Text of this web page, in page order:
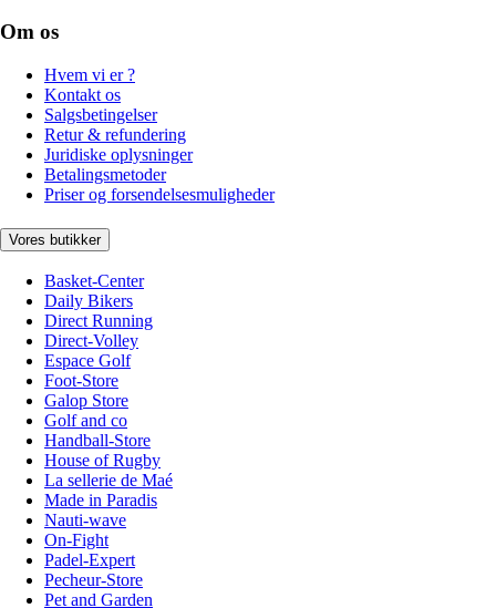
Om os
Hvem vi er ?
Kontakt os
Salgsbetingelser
Retur & refundering
Juridiske oplysninger
Betalingsmetoder
Priser og forsendelsesmuligheder
Vores butikker
Basket-Center
Daily Bikers
Direct Running
Direct-Volley
Espace Golf
Foot-Store
Galop Store
Golf and co
Handball-Store
House of Rugby
La sellerie de Maé
Made in Paradis
Nauti-wave
On-Fight
Padel-Expert
Pecheur-Store
Pet and Garden